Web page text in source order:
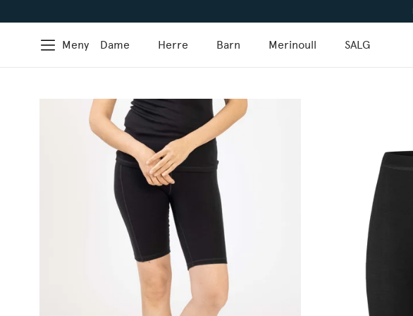
Meny Dame Herre Barn Merinoull SALG